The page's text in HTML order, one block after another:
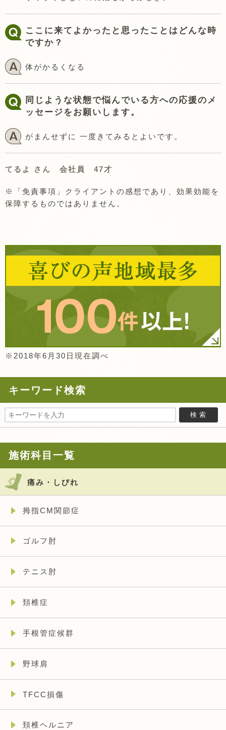
ここに来てよかったと思ったことはどんな時
ですか？
体がかるくなる
同じような状態で悩んでいる方への応援のメ
ッセージをお願いします。
がまんせずに 一度きてみるとよいです。
てるよ さん 会社員 47才
※「免責事項」クライアントの感想であり、効果効能を
保障するものではありません。
※2018年6月30日現在調べ
キーワード検索
施術科目一覧
痛み・しびれ
拇指CM関節症
ゴルフ肘
テニス肘
頚椎症
手根管症候群
野球肩
TFCC損傷
頚椎ヘルニア